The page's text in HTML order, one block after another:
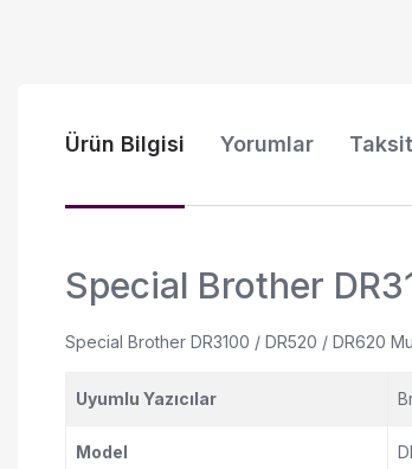
Ürün Bilgisi Yorumlar
Special Brother
Special Brother DR3100 / DR520 / DR620
Uyumlu Yazıcılar
Model